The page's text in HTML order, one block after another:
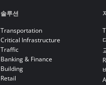
솔루션
Transportation
Critical Infrastructure
Traffic
Banking & Finance
Building
Retail